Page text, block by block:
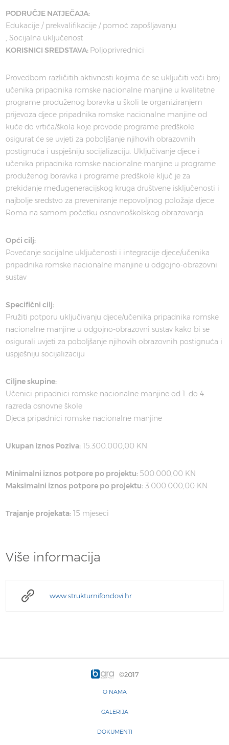
PODRUČJE NATJEČAJA:
Edukacije / prekvalifikacije / pomoć zapošljavanju
Socijalna uključenost
KORISNICI SREDSTAVA: Poljoprivrednici
Provedbom različitih aktivnosti kojima će se uključiti veći broj
učenika pripadnika romske nacionalne manjine u kvalitetne
programe produženog boravka u školi te organiziranjem
prijevoza djece pripadnika romske nacionalne manjine od
kuće do vrtića/škola koje provode programe predškole
osigurat će se uvjeti za poboljšanje njihovih obrazovnih
postignuća i uspješniju socijalizaciju. Uključivanje djece i
učenika pripadnika romske nacionalne manjine u programe
produženog boravka i programe predškole ključ je za
prekidanje međugeneracijskog kruga društvene isključenosti i
najbolje sredstvo za preveniranje nepovoljnog položaja djece
Roma na samom početku osnovnoškolskog obrazovanja.
Opći cilj:
Povećanje socijalne uključenosti i integracije djece/učenika
pripadnika romske nacionalne manjine u odgojno-obrazovni
sustav
Specifični cilj:
Pružiti potporu uključivanju djece/učenika pripadnika romske
nacionalne manjine u odgojno-obrazovni sustav kako bi se
osigurali uvjeti za poboljšanje njihovih obrazovnih postignuća i
uspješniju socijalizaciju
Ciljne skupine:
Učenici pripadnici romske nacionalne manjine od 1. do 4.
razreda osnovne škole
Djeca pripadnici romske nacionalne manjine
Ukupan iznos Poziva:15.300.000,00 KN
Minimalni iznos potpore po projektu: 500.000,00 KN
Maksimalni iznos potpore po projektu:3.000.000,00 KN
Trajanje projekata:15 mjeseci
Više informacija
www.strukturnifondovi.hr
©2017
O NAMA
GALERIJA
DOKUMENTI